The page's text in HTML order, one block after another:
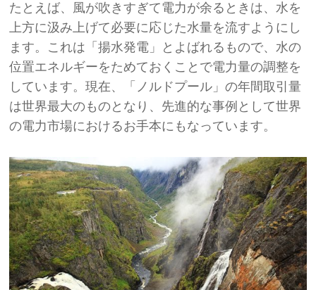
たとえば、風が吹きすぎて電力が余るときは、水を
上方に汲み上げて必要に応じた水量を流すようにし
ます。これは「揚水発電」とよばれるもので、水の
位置エネルギーをためておくことで電力量の調整を
しています。現在、「ノルドプール」の年間取引量
は世界最大のものとなり、先進的な事例として世界
の電力市場におけるお手本にもなっています。